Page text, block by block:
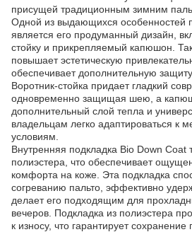
присущей традиционным зимним
Одной из выдающихся особенностей
является его продуманный дизайн,
стойку и прикрепляемый капюшон.
повышает эстетическую
обеспечивает дополнительную
Воротник-стойка придает гладкий
одновременно защищая шею, а
дополнительный слой тепла и
владельцам легко адаптироваться к
условиям.
Внутренняя подкладка Bio Down Coat
полиэстера, что обеспечивает
комфорта на коже. Эта подкладка
согреванию пальто, эффективно
делает его подходящим для
вечеров. Подкладка из полиэстера
к износу, что гарантирует сохранение